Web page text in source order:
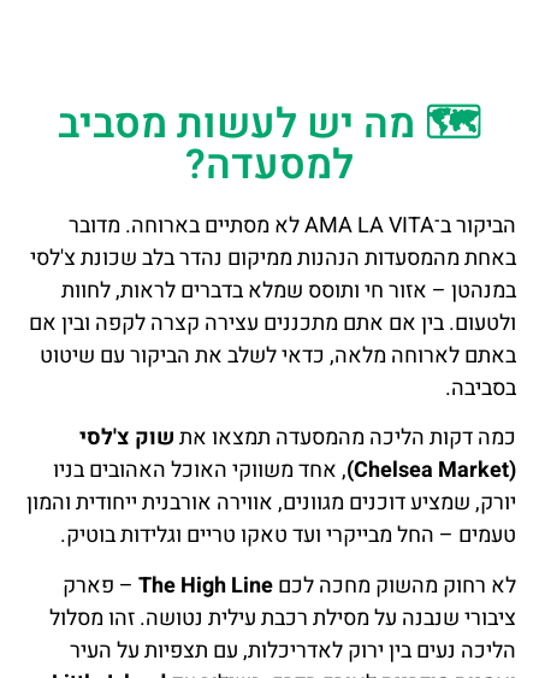
🗺️ מה יש לעשות מסביב
למסעדה?
הביקור ב־AMA LA VITA לא מסתיים בארוחה. מדובר
באחת מהמסעדות הנהנות ממיקום נהדר בלב שכונת צ'לסי
במנהטן – אזור חי ותוסס שמלא בדברים לראות, לחוות
ולטעום. בין אם אתם מתכננים עצירה קצרה לקפה ובין אם
באתם לארוחה מלאה, כדאי לשלב את הביקור עם שיטוט
בסביבה.
כמה דקות הליכה מהמסעדה תמצאו אתשוק צ'לסי
(Chelsea Market)
, אחד משווקי האוכל האהובים בניו
יורק, שמציע דוכנים מגוונים, אווירה אורבנית ייחודית והמון
טעמים – החל מבייקרי ועד טאקו טריים וגלידות בוטיק.
לא רחוק מהשוק מחכה לכםThe High Line– פארק
ציבורי שנבנה על מסילת רכבת עילית נטושה. זהו מסלול
הליכה נעים בין ירוק לאדריכלות, עם תצפיות על העיר